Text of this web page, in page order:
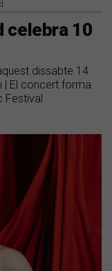
celebra 10
dissabte 14
| El concert forma